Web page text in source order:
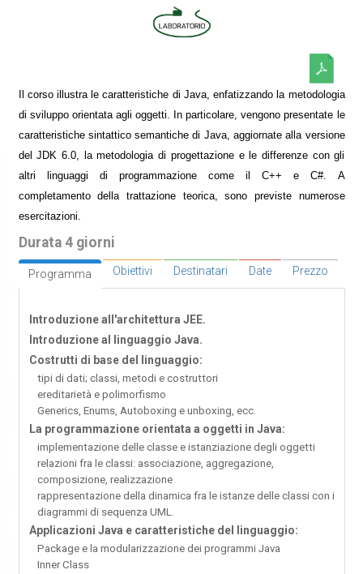
Il corso illustra le caratteristiche di Java, enfatizzando la metodologia
di sviluppo orientata agli oggetti. In particolare, vengono presentate le
caratteristiche sintattico semantiche di Java, aggiornate alla versione
del JDK 6.0, la metodologia di progettazione e le differenze con gli
altri linguaggi di programmazione come il C++ e C#. A
completamento della trattazione teorica, sono previste numerose
esercitazioni.
Durata 4 giorni
Programma Obiettivi Destinatari Date Prezzo
Introduzione all'architettura JEE.
Introduzione al linguaggio Java.
Costrutti di base del linguaggio:
tipi di dati; classi, metodi e costruttori
ereditarietà e polimorfismo
Generics, Enums, Autoboxing e unboxing, ecc.
La programmazione orientata a oggetti in Java:
implementazione delle classe e istanziazione degli oggetti
relazioni fra le classi: associazione, aggregazione,
composizione, realizzazione
rappresentazione della dinamica fra le istanze delle classi con i
diagrammi di sequenza UML.
Applicazioni Java e caratteristiche del linguaggio:
Package e la modularizzazione dei programmi Java
Inner Class